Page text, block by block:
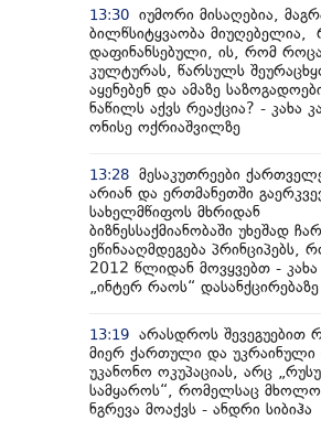
13:30 იუმორი მისაღებია,
ბილწსიტყვაობა მიუღებელია,
დაფინანსებული, ის, რომ
კულტურას, წარსულს
აყენებენ და ამაზე
ნაწილს აქვს რეაქცია? - კახა
ონისე ოქრიაშვილზე
13:28 მესაკუთრეები
არიან და ერთმანეთში
სახელმწიფოს მხრიდან
ბიზნესსაქმიანობაში უხეშად
ეწინააღმდეგება პრინციპებს,
2012 წლიდან მოვყვებთ -
„ინტერ რაოს“ დასანქცირებაზე
13:19 არასდროს შევეგუებით
მიერ ქართული და უკრაინული
უკანონო ოკუპაციას, არც
სამყაროს“, რომელსაც
ნგრევა მოაქვს - ანდრი სიბიჰა